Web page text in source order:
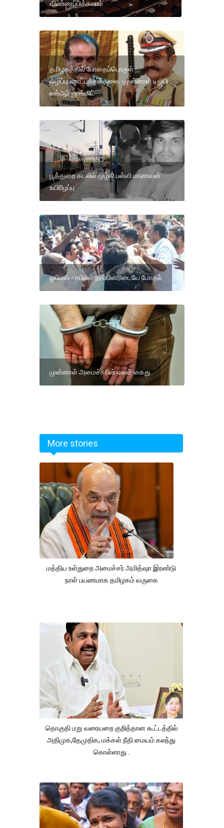
விண்ணப்பிக்கலாம்
தமிழகத்தில் போதைப்பொருள்
ஒழிப்புபாராட்டத்தக்கவை -முன்னாள் டிஜிபி
எஸ்ஆர் ஜாங்கிட்
பூத்துறை கடலில் மூழ்கி பள்ளி மாணவன்
உயிரிழப்பு
ஓபிஎஸ் - ஈபிஎஸ் தரப்பினரிடையே மோதல்
முன்னாள் அமைச்சரின் மகள் கைது
More stories
மத்திய உள்துறை அமைச்சர் அமித்ஷா இரண்டு
நாள் பயணமாக தமிழகம் வருகை
தொகுதி மறு வரையறை குறித்தான கூட்டத்தில்
அதிமுக,தேமுதிக, மக்கள் நீதி மையம் கலந்து
கொள்ளாது .